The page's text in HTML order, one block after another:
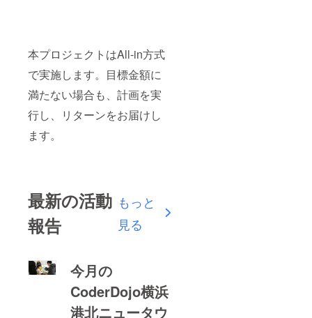
本プロジェクトはAll-in方式
で実施します。目標金額に
満たない場合も、計画を実
行し、リターンをお届けし
ます。
最新の活動
報告
もっと
見る
今月の
CoderDojo横浜
港北ニュータウ